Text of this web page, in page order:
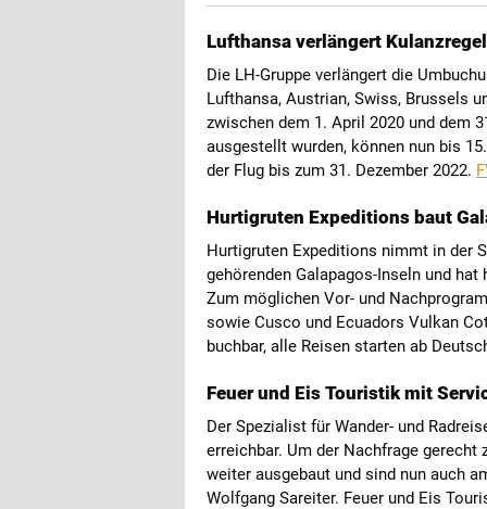
Lufthansa verlängert
Die LH-Gruppe verlängert die
Lufthansa, Austrian, Swiss, Brussels
zwischen dem 1. April 2020 und dem
ausgestellt wurden, können nun bis
der Flug bis zum 31. Dezember 2022.
Hurtigruten Expeditions baut
Hurtigruten Expeditions nimmt in der
gehörenden Galapagos-Inseln und
Zum möglichen Vor- und
sowie Cusco und Ecuadors Vulkan
buchbar, alle Reisen starten ab
Feuer und Eis Touristik mit
Der Spezialist für Wander- und
erreichbar. Um der Nachfrage gerecht
weiter ausgebaut und sind nun auch
Wolfgang Sareiter. Feuer und Eis